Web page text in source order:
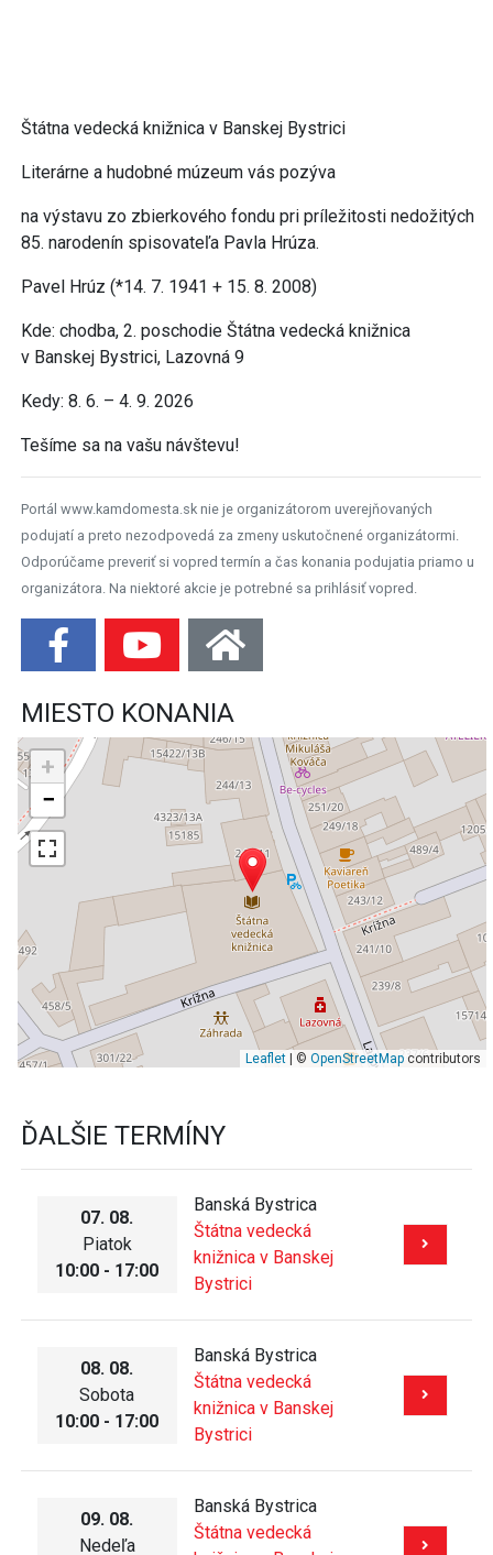
Štátna vedecká knižnica v Banskej Bystrici
Literárne a hudobné múzeum vás pozýva
na výstavu zo zbierkového fondu pri príležitosti nedožitých
85. narodenín spisovateľa Pavla Hrúza.
Pavel Hrúz (*14. 7. 1941 + 15. 8. 2008)
Kde: chodba, 2. poschodie Štátna vedecká knižnica
v Banskej Bystrici, Lazovná 9
Kedy: 8. 6. – 4. 9. 2026
Tešíme sa na vašu návštevu!
Portál www.kamdomesta.sk nie je organizátorom uverejňovaných
podujatí a preto nezodpovedá za zmeny uskutočnené organizátormi.
Odporúčame preveriť si vopred termín a čas konania podujatia priamo u
organizátora. Na niektoré akcie je potrebné sa prihlásiť vopred.
MIESTO KONANIA
+
−
Leaflet| © OpenStreetMapcontributors
ĎALŠIE TERMÍNY
07. 08.
Piatok
10:00 - 17:00
Banská Bystrica
Štátna vedecká
knižnica v Banskej
Bystrici
08. 08.
Sobota
10:00 - 17:00
Banská Bystrica
Štátna vedecká
knižnica v Banskej
Bystrici
09. 08.
Nedeľa
Banská Bystrica
Štátna vedecká